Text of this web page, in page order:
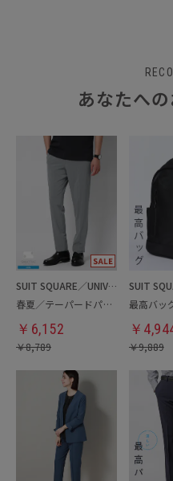
あなたへ
SUIT SQUARE／UNIVERSAL LANGUAGE
春夏／テーパードパンツ
￥ 6,152
￥8,789
￥
￥9,889